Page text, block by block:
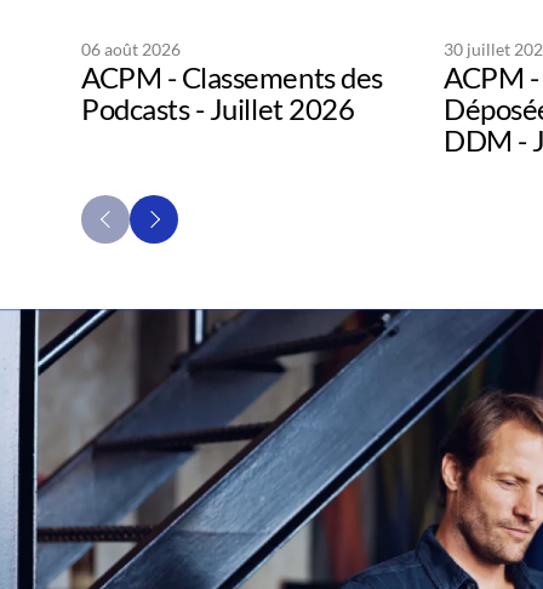
06 août 2026
ACPM - Classements des
Podcasts - Juillet 2026
30 juillet
ACPM
DDM -